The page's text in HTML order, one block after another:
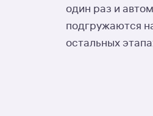
один раз и
подгружаются
остальных